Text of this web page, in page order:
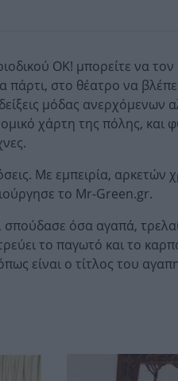
OK! μπορείτε να
πάρτι, στο θέατρο να
μόδας ανερχόμενων
χάρτη της πόλης, και
Με εμπειρία, αρκετών
το Mr-Green.gr.
όσα αγαπά,
το παγωτό και το
είναι ο τίτλος του